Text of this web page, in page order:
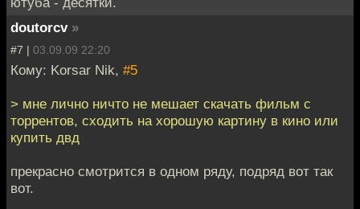
doutorcv »
#7 | 03.09.09 22:20
Кому: Korsar Nik, #5
> мне лично ничто не мешает скачать фильм с
торрентов, сходить на хорошую картину в кино или
купить двд
прекрасно смотрится в одном ряду, подряд вот так
вот.